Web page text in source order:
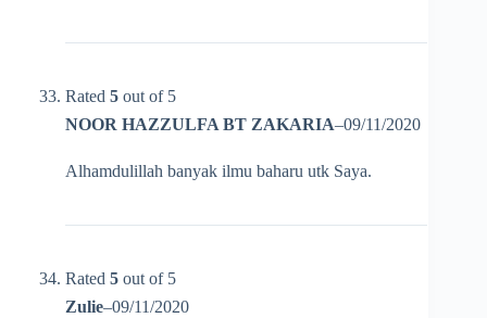
Rated 5 out of 5
NOOR HAZZULFA BT ZAKARIA–09/11/2020
Alhamdulillah banyak ilmu baharu utk Saya.
Rated 5 out of 5
Zulie–09/11/2020